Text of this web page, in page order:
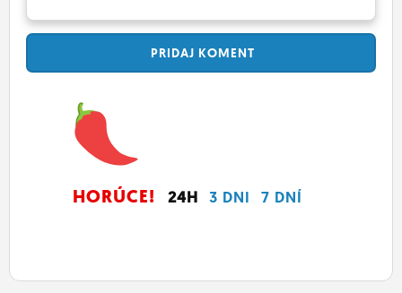
PRIDAJ KOMENT
HORÚCE! 24H 3 DNI 7 DNÍ